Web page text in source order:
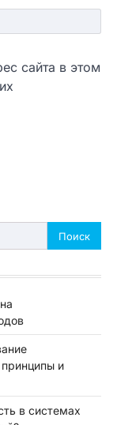
сайта в этом
и
в системах